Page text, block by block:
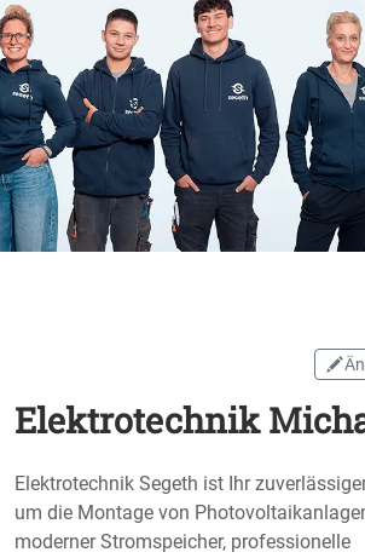
Elektrotechnik
Elektrotechnik Segeth ist Ihr
um die Montage von
moderner Stromspeicher, professionelle